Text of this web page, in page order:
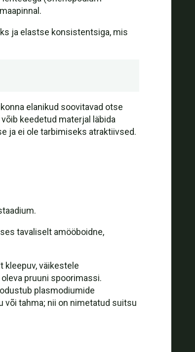
ja elastse konsistentsiga, mis
elanikud soovitavad otse
keedetud materjal läbida
ja ei ole tarbimiseks atraktiivsed.
tavaliselt amööboidne,
kleepuv, väikestele
pruuni spoorimassi.
plasmodiumide
või tahma; nii on nimetatud suitsu